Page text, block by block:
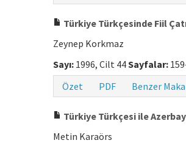
Türkiye Türkçesinde Fiil
Zeynep Korkmaz
Sayı: 1996, Cilt 44Sayfalar:
Özet
PDF Benzer
Türkiye Türkçesi ile
Metin Karaörs